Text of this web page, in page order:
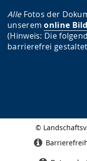
AlleFotos der
unseremonline
(Hinweis: Die
barrierefrei
©